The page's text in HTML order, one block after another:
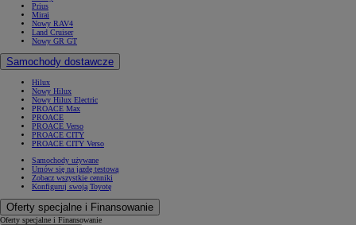
Prius
Mirai
Nowy RAV4
Land Cruiser
Nowy GR GT
Samochody dostawcze
Hilux
Nowy Hilux
Nowy Hilux Electric
PROACE Max
PROACE
PROACE Verso
PROACE CITY
PROACE CITY Verso
Samochody używane
Umów się na jazdę testową
Zobacz wszystkie cenniki
Konfiguruj swoją Toyotę
Oferty specjalne i Finansowanie
Oferty specjalne i Finansowanie